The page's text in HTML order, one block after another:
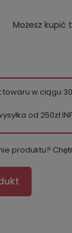
Możesz kupić
towaru w ciągu 30
od 250zł
produktu?